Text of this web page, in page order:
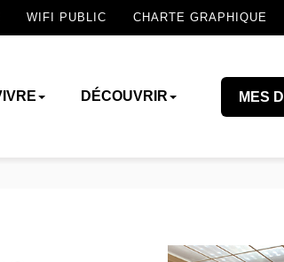
WIFI PUBLIC CHARTE GRAPHIQUE
DÉCOUVRIR MES